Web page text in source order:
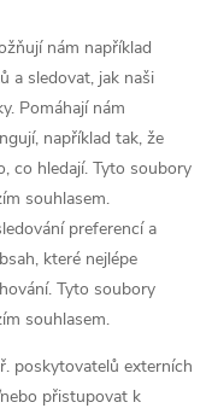
nám například
a sledovat, jak naši
Pomáhají nám
například tak, že
co hledají. Tyto soubory
souhlasem.
preferencí a
které nejlépe
Tyto soubory
souhlasem.
poskytovatelů externích
přistupovat k